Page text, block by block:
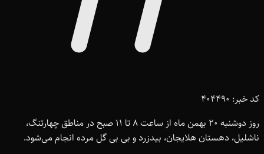
کد خبر: 404490
روز دوشنبه 20 بهمن ماه از ساعت 8 تا 11 صبح در مناطق چهارتنگ،
ناشلیل، دهستان هلایجان، بیدزرد و بی بی گل مرده انجام می‌شود.